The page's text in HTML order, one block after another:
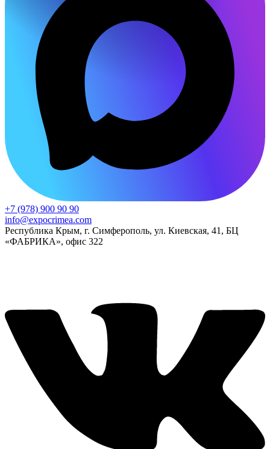
+7 (978) 900 90 90
info@expocrimea.com
Республика Крым, г. Симферополь, ул. Киевская, 41, БЦ
«ФАБРИКА», офис 322